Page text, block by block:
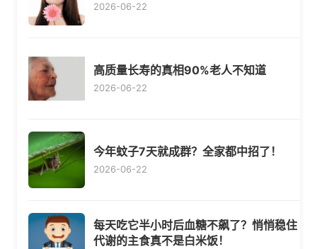
2026-06-22
高质量长寿的真相90%老人不知道
2026-06-22
今年蚊子7天就成群？全家都中招了！
2026-06-22
每天吃它半小时后血糖不飙了？悄悄稳住
代谢的主食真不是白米饭！